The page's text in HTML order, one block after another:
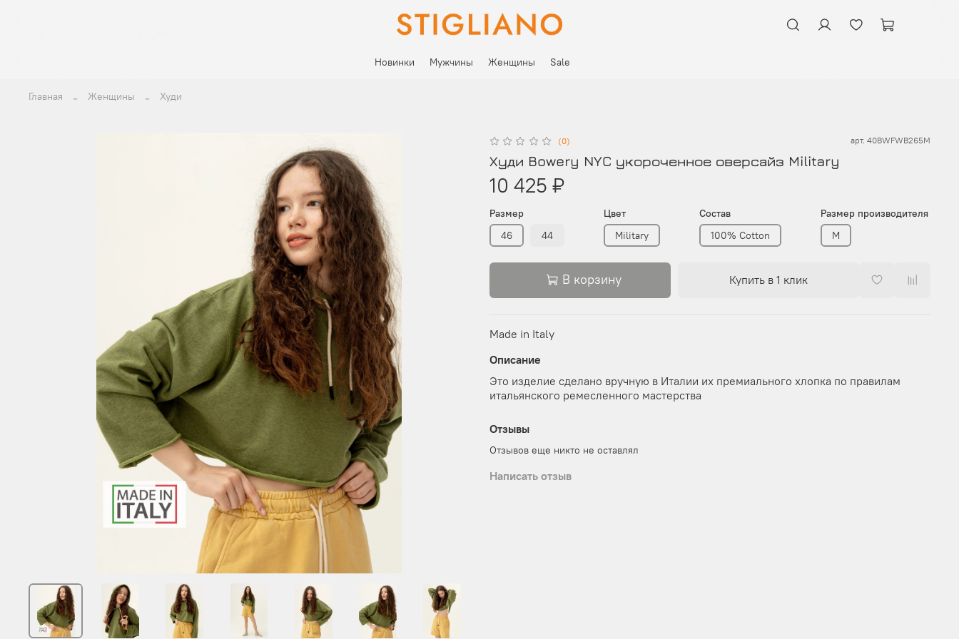
Новинки Мужчины Женщины Sale
Главная Женщины Худи
(0) арт. 40BWFWB265M
Худи Bowery NYC укороченное оверсайз Military
10 425 ₽
Размер
46
44
Цвет
Military
Состав
100% Cotton
Размер производителя
M
В корзину Купить в 1 клик
Made in Italy
Описание
Это изделие сделано вручную в Италии их премиального хлопка по правилам
итальянского ремесленного мастерства
Отзывы
Отзывов еще никто не оставлял
Написать отзыв